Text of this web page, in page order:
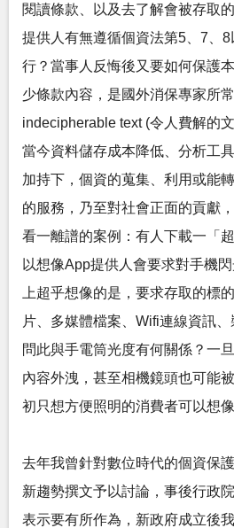
閱讀條款、以及去了解會被存取
提供人有無遵循個資法第5、7、
行？當事人反悔後又要如何保護
少條款內容，是國外消保專家所
indecipherable text (令人費解的
當今資料儲存成本降低、分析工
加持下，個資的蒐集、利用或能
的服務，乃至對社會正面的貢獻
看一離譜的案例：有人下載一「
以想像App提供人會要求對手機
上超乎想像的是，要求存取的標
片、多媒體檔案、Wifi連線資訊
問此與手電筒光度有何關係？一
內容外洩，甚至相機鏡頭也可能
初只想方便照明的消費者可以想
去年我曾針對數位時代的個資保
新趨勢撰文予以討論，事後行政
表示要有所作為，新政府成立後